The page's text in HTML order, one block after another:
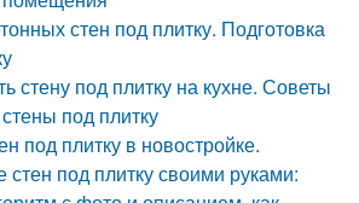
стен под плитку. Подготовка
стену под плитку на кухне. Советы
под плитку
под плитку в новостройке.
под плитку своими руками: